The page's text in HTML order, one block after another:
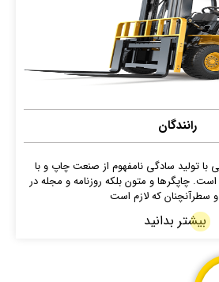
رانندگان
با تولید سادگی نامفهوم از صنعت چاپ و با
است. چاپگرها و متون بلکه روزنامه و مجله در
سطرآنچنان که لازم است
بیشتر بدانید